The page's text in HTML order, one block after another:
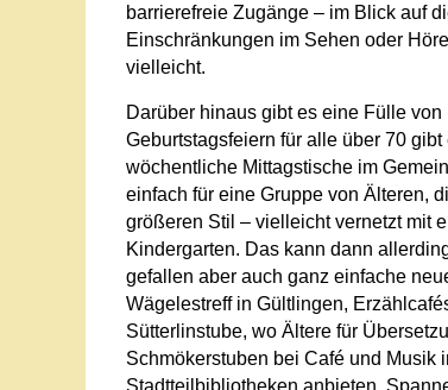
barrierefreie Zugänge – im Blick auf
Einschränkungen im Sehen oder
vielleicht.
Darüber hinaus gibt es eine Fülle
Geburtstagsfeiern für alle über 70
wöchentliche Mittagstische im
einfach für eine Gruppe von Älteren,
größeren Stil – vielleicht vernetzt mit
Kindergarten. Das kann dann
gefallen aber auch ganz einfache
Wägelestreff in Gültlingen,
Sütterlinstube, wo Ältere für
Schmökerstuben bei Café und Musik
Stadtteilbibliotheken anbieten.